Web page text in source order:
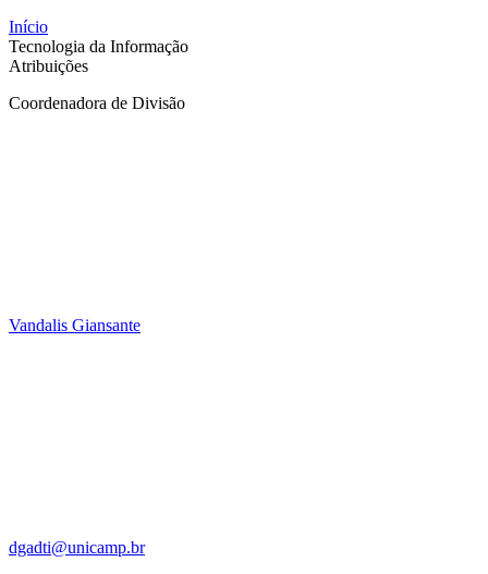
Início
Tecnologia da Informação
Atribuições
Coordenadora de Divisão
Vandalis Giansante
dgadti@unicamp.br